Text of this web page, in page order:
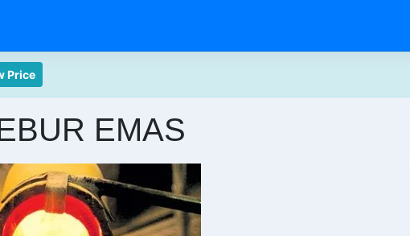
Price
EMAS